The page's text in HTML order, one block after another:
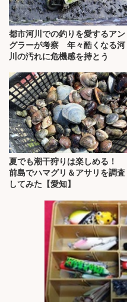
都市河川での釣りを愛するアン
グラーが考察 年々酷くなる河
川の汚れに危機感を持とう
夏でも潮干狩りは楽しめる！
前島でハマグリ＆アサリを調査
してみた【愛知】